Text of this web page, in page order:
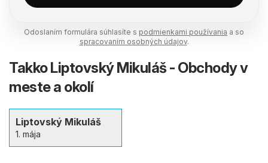
Odoslaním formulára súhlasíte s podmienkami používania a so
spracovaním osobných údajov.
Takko Liptovský Mikuláš - Obchody v
meste a okolí
Liptovský Mikuláš
1. mája